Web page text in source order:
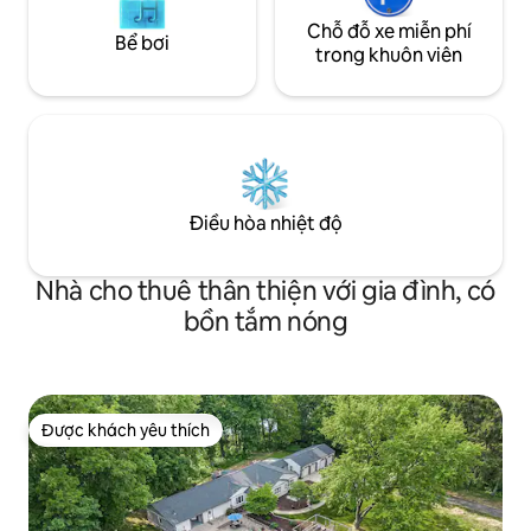
Bể bơi
Chỗ đỗ xe miễn phí
trong khuôn viên
Điều hòa nhiệt độ
Nhà cho thuê thân thiện với gia đình, có
bồn tắm nóng
Được khách yêu thích
Được khách yêu thích